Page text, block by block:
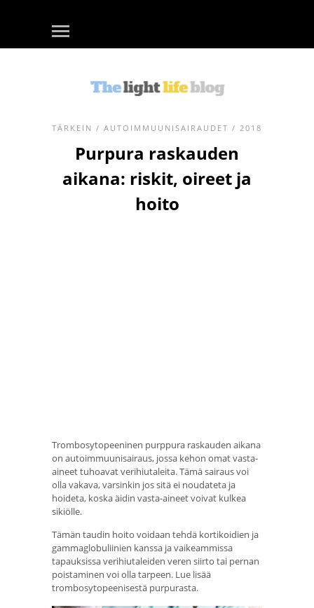
TÄRKEIN / AUTOIMMUUNISAIRAUDET / 2018
Purpura raskauden
aikana: riskit, oireet ja
hoito
Trombosytopeeninen purppura raskauden aikana
on autoimmuunisairaus, jossa kehon omat vasta-
aineet tuhoavat verihiutaleita. Tämä sairaus voi
olla vakava, varsinkin jos sitä ei noudateta ja
hoideta, koska äidin vasta-aineet voivat kulkea
sikiölle.
Tämän taudin hoito voidaan tehdä kortikoidien ja
gammaglobuliinien kanssa ja vaikeammissa
tapauksissa verihiutaleiden veren siirto tai pernan
poistaminen voi olla tarpeen. Lue lisää
trombosytopeenisestä purpurasta.